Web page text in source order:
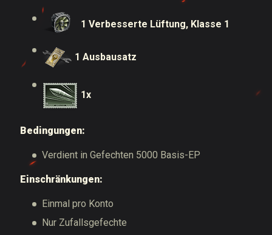
1 Verbesserte Lüftung, Klasse 1
1 Ausbausatz
1x
Bedingungen:
Verdient in Gefechten 5000 Basis-EP
Einschränkungen:
Einmal pro Konto
Nur Zufallsgefechte